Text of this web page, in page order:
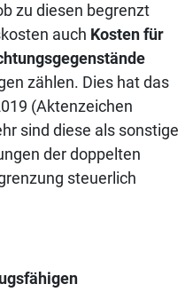
zu diesen begrenzt
auch Kosten für
zählen. Dies hat das
(Aktenzeichen
sind diese als sonstige
der doppelten
steuerlich